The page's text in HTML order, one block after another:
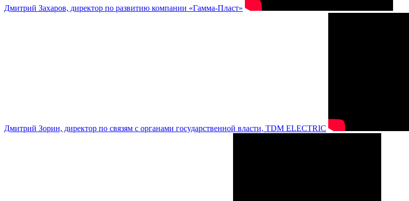
Дмитрий Захаров, директор по развитию компании «Гамма-Пласт»
Дмитрий Зорин, директор по связям с органами государственной власти, TDM ELECTRIC